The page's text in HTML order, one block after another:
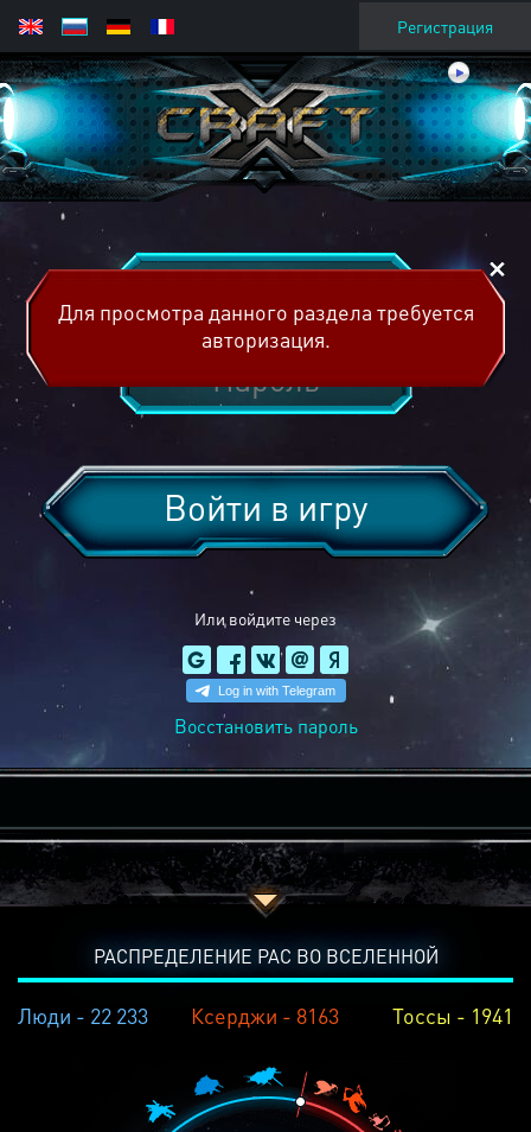
Регистрация
Или войдите через
Войти в игру
Восстановить пароль
Для просмотра данного раздела требуется
авторизация.
РАСПРЕДЕЛЕНИЕ РАС ВО ВСЕЛЕННОЙ
Люди - 22 233 Ксерджи - 8163 Тоссы - 1941